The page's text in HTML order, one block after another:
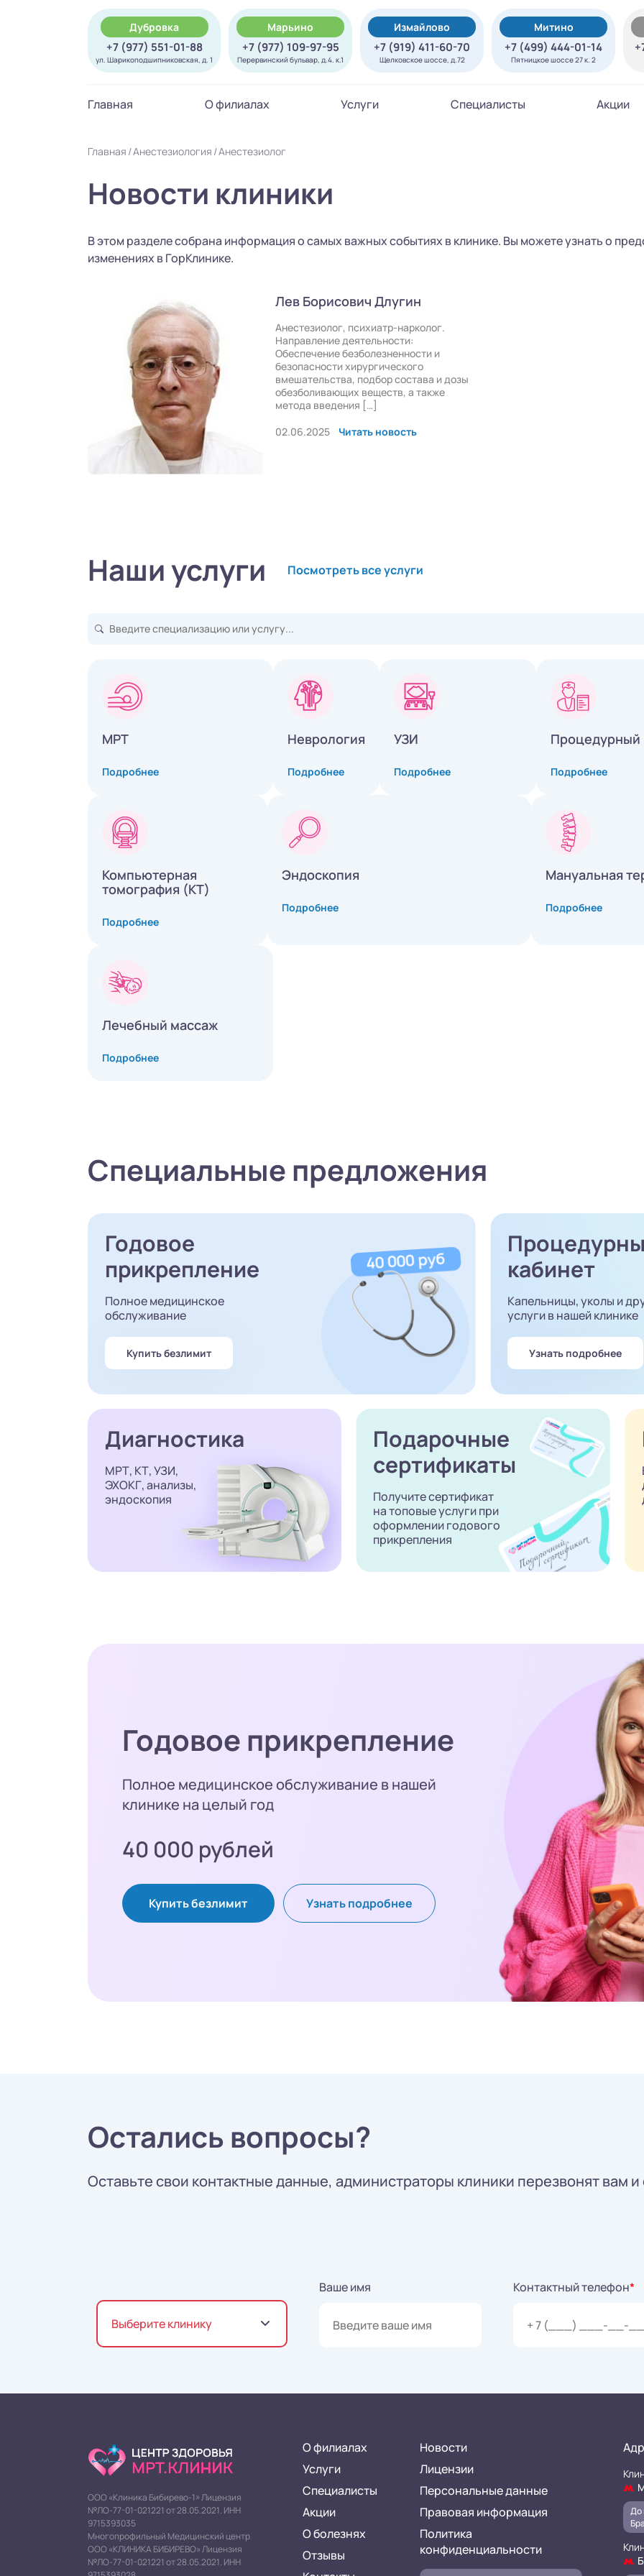
Дубровка
+7 (977) 551-01-88
ул. Шарикоподшипниковская, д. 1
Марьино
+7 (977) 109-97-95
Перервинский бульвар, д.4. к.1
Измайлово
+7 (919) 411-60-70
Щелковское шоссе, д.72
Митино
+7 (499) 444-01-14
Пятницкое шоссе 27 к. 2
Главная О филиалах Услуги Специалисты Акции
Главная Анестезиология Анестезиолог
Новости клиники
В этом разделе собрана информация о самых важных событиях в клинике. Вы можете узнать о
изменениях в ГорКлинике.
Лев Борисович Длугин
Анестезиолог, психиатр-нарколог.
Направление деятельности:
Обеспечение безболезненности и
безопасности хирургического
вмешательства, подбор состава и дозы
обезболивающих веществ, а также
метода введения […]
02.06.2025
Читать новость
Наши услуги Посмотреть все услуги
МРТ
Подробнее
Неврология
Подробнее
УЗИ
Подробнее
Процедурный
Подробнее
Компьютерная
томография (КТ)
Подробнее
Эндоскопия
Подробнее
Мануальная
Подробнее
Лечебный массаж
Подробнее
Специальные предложения
Годовое
прикрепление
Полное медицинское
обслуживание
Купить безлимит
кабинет
Капельницы, уколы и
услуги в нашей клинике
Узнать подробнее
Диагностика
МРТ, КТ, УЗИ,
ЭХОКГ, анализы,
эндоскопия
Подарочные
сертификаты
Получите сертификат
на топовые услуги при
оформлении годового
прикрепления
Годовое прикрепление
Полное медицинское обслуживание в нашей
клинике на целый год
40 000 рублей
Купить безлимит Узнать подробнее
Остались вопросы?
Оставьте свои контактные данные, администраторы клиники перезвонят вам и
Выберите клинику
Ваше имя Контактный телефон*
ООО «Клиника Бибирево-1» Лицензия
№ЛО-77-01-021221 от 28.05.2021. ИНН
9715393035
Многопрофильный Медицинский центр
ООО «КЛИНИКА БИБИРЕВО» Лицензия
№ЛО-77-01-021221 от 28.05.2021. ИНН
О филиалах
Услуги
Специалисты
Акции
О болезнях
Отзывы
Новости
Лицензии
Персональные данные
Правовая информация
Политика
конфиденциальности
До